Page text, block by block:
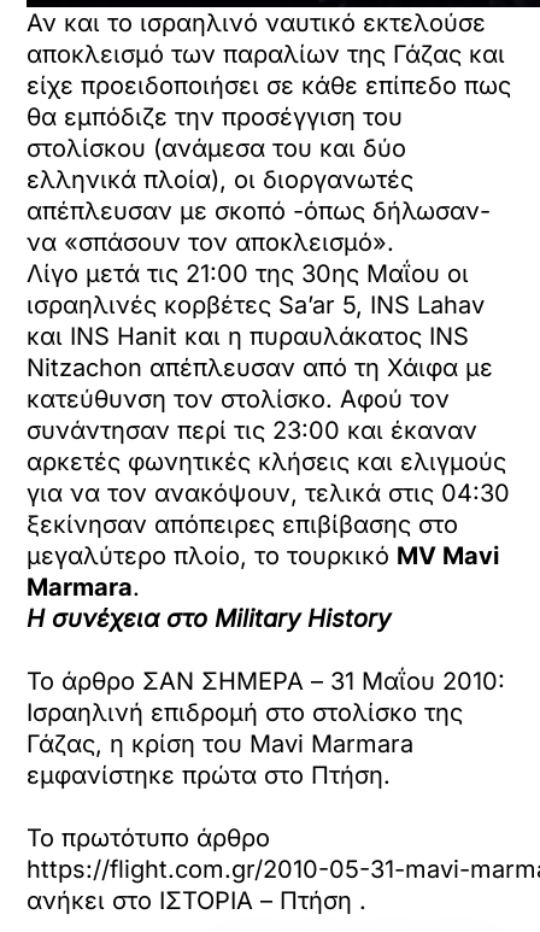
Αν και το ισραηλινό ναυτικό εκτελούσε
αποκλεισμό των παραλίων της Γάζας και
είχε προειδοποιήσει σε κάθε επίπεδο πως
θα εμπόδιζε την προσέγγιση του
στολίσκου (ανάμεσα του και δύο
ελληνικά πλοία), οι διοργανωτές
απέπλευσαν με σκοπό -όπως δήλωσαν-
να «σπάσουν τον αποκλεισμό».
Λίγο μετά τις 21:00 της 30ης Μαΐου οι
ισραηλινές κορβέτες Sa’ar 5, INS Lahav
και INS Hanit και η πυραυλάκατoς INS
Nitzachon απέπλευσαν από τη Χάιφα με
κατεύθυνση τον στολίσκο. Αφού τον
συνάντησαν περί τις 23:00 και έκαναν
αρκετές φωνητικές κλήσεις και ελιγμούς
για να τον ανακόψουν, τελικά στις 04:30
ξεκίνησαν απόπειρες επιβίβασης στο
μεγαλύτερο πλοίο, το τουρκικό MV Mavi
Marmara.
Η συνέχεια στο Military History
Το άρθρο ΣΑΝ ΣΗΜΕΡΑ – 31 Μαΐου 2010:
Ισραηλινή επιδρομή στο στολίσκο της
Γάζας, η κρίση του Mavi Marmara
εμφανίστηκε πρώτα στο Πτήση.
Το πρωτότυπο άρθρο
https://flight.com.gr/2010-05-31-mavi-
ανήκει στο ΙΣΤΟΡΙΑ – Πτήση .